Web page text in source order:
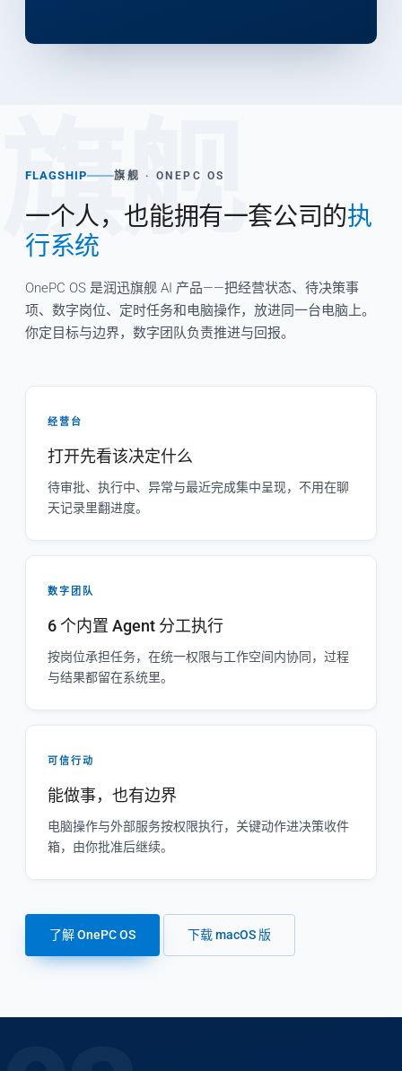
旗舰
FLAGSHIP 旗舰 · ONEPC OS
一个人，也能拥有一套公司的执
行系统
OnePC OS 是润迅旗舰 AI 产品——把经营状态、待决策事
项、数字岗位、定时任务和电脑操作，放进同一台电脑上。
你定目标与边界，数字团队负责推进与回报。
经营台
打开先看该决定什么
待审批、执行中、异常与最近完成集中呈现，不用在聊
天记录里翻进度。
数字团队
6 个内置 Agent 分工执行
按岗位承担任务，在统一权限与工作空间内协同，过程
与结果都留在系统里。
可信行动
能做事，也有边界
电脑操作与外部服务按权限执行，关键动作进决策收件
箱，由你批准后继续。
了解 OnePC OS 下载 macOS 版